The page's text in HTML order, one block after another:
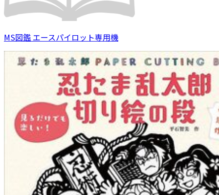
MS図鑑 エースパイロット専用機